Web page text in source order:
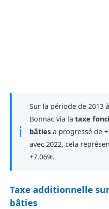
ℹ
Sur la période de 2013
Bonnac via la taxe
bâties a progressé de
avec 2022, cela
+7.06%.
Taxe additionnelle
bâties